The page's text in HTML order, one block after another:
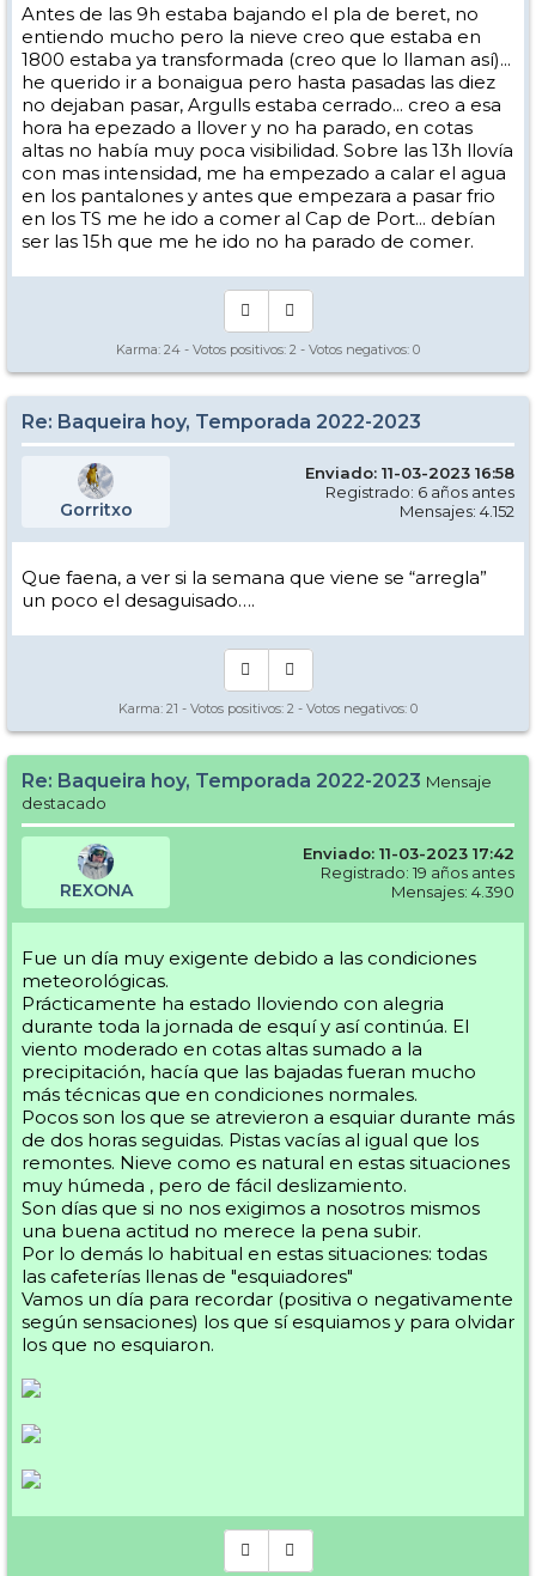
Antes de las 9h estaba bajando el pla de beret, no
entiendo mucho pero la nieve creo que estaba en
1800 estaba ya transformada (creo que lo llaman así)...
he querido ir a bonaigua pero hasta pasadas las diez
no dejaban pasar, Argulls estaba cerrado... creo a esa
hora ha epezado a llover y no ha parado, en cotas
altas no había muy poca visibilidad. Sobre las 13h llovía
con mas intensidad, me ha empezado a calar el agua
en los pantalones y antes que empezara a pasar frio
en los TS me he ido a comer al Cap de Port... debían
ser las 15h que me he ido no ha parado de comer.
Karma: 24 - Votos positivos: 2 - Votos negativos: 0
Re: Baqueira hoy, Temporada 2022-2023
Gorritxo
Enviado: 11-03-2023 16:58
Registrado: 6 años antes
Mensajes: 4.152
Que faena, a ver si la semana que viene se “arregla”
un poco el desaguisado….
Karma: 21 - Votos positivos: 2 - Votos negativos: 0
Re: Baqueira hoy, Temporada 2022-2023 Mensaje
destacado
REXONA
Enviado: 11-03-2023 17:42
Registrado: 19 años antes
Mensajes: 4.390
Fue un día muy exigente debido a las condiciones
meteorológicas.
Prácticamente ha estado lloviendo con alegria
durante toda la jornada de esquí y así continúa. El
viento moderado en cotas altas sumado a la
precipitación, hacía que las bajadas fueran mucho
más técnicas que en condiciones normales.
Pocos son los que se atrevieron a esquiar durante más
de dos horas seguidas. Pistas vacías al igual que los
remontes. Nieve como es natural en estas situaciones
muy húmeda , pero de fácil deslizamiento.
Son días que si no nos exigimos a nosotros mismos
una buena actitud no merece la pena subir.
Por lo demás lo habitual en estas situaciones: todas
las cafeterías llenas de "esquiadores"
Vamos un día para recordar (positiva o negativamente
según sensaciones) los que sí esquiamos y para olvidar
los que no esquiaron.